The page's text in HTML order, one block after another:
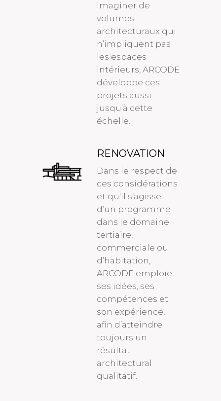
imaginer de
volumes
architecturaux qui
n’impliquent pas
les espaces
intérieurs, ARCODE
développe ces
projets aussi
jusqu’à cette
échelle.
RENOVATION
Dans le respect de
ces considérations
et qu'il s’agisse
d’un programme
dans le domaine
tertiaire,
commerciale ou
d’habitation,
ARCODE emploie
ses idées, ses
compétences et
son expérience,
afin d’atteindre
toujours un
résultat
architectural
qualitatif.